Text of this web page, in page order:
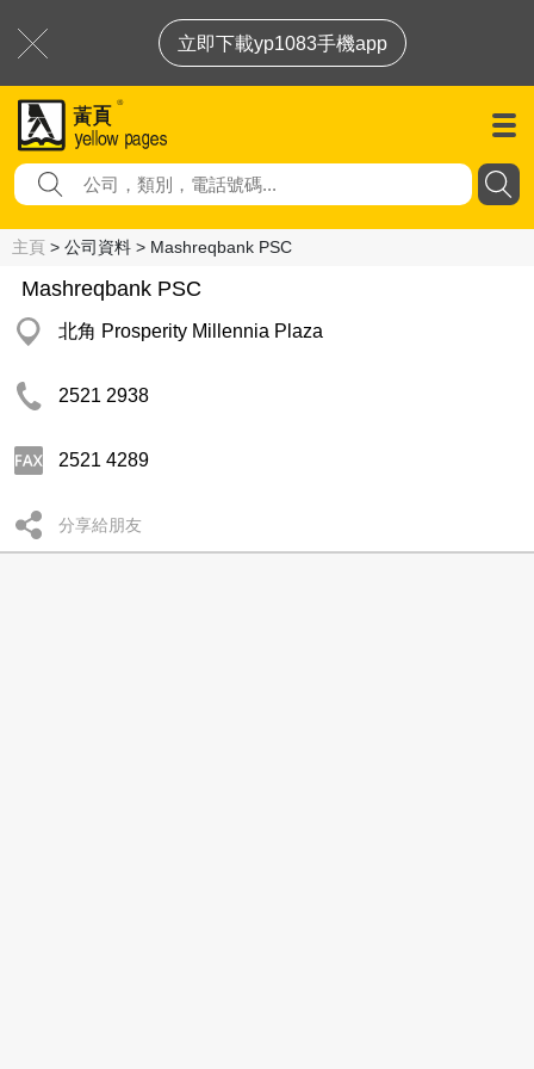
立即下載yp1083手機app
主頁 > 公司資料 > Mashreqbank PSC
Mashreqbank PSC
北角 Prosperity Millennia Plaza
2521 2938
2521 4289
分享給朋友